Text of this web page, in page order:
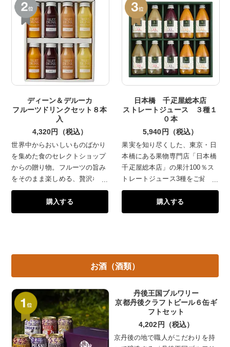
ディーン＆デルーカ
フルーツドリンクセット８本
入
4,320円（税込）
世界中からおいしいものばかり
を集めた食のセレクトショップ
からの贈り物。フルーツの旨み
をそのまま楽しめる、贅沢なフ
ルーツドリンクのアソートセッ
トです。果実をそのままスムー
ジーにしたような、フレッシュ
のはもちろん、カクテルベース
や料理のソースとしてもお使い
購入する
日本橋 千疋屋総本店
ストレートジュース ３種１
０本
5,940円（税込）
果実を知り尽くした、東京・日
本橋にある果物専門店「日本橋
千疋屋総本店」の果汁100％ス
トレートジュース3種をご紹介
します。温州みかんの果実を絞
った「みかん」は、まるで果実
そのものをいただいているかの
ブレンド。飲み終わった後も、
どう」は甘さ、酸味、香りにこ
だわり3種の葡萄を皮ごと搾り
ました。いずれも水を加えず、
果実のみ100％で作っているの
で、濃厚で贅沢な味わい。年齢
購入する
お酒（酒類）
丹後王国ブルワリー
京都丹後クラフトビール６缶ギ
フトセット
4,202円（税込）
京丹後の地で職人がこだわりを持